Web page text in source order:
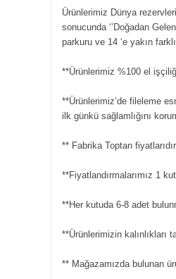
Ürünlerimiz Dünya
sonucunda ‘’Doğadan
parkuru ve 14 ‘e yakın
**Ürünlerimiz %100 el
**Ürünlerimiz’de fileleme
ilk günkü sağlamlığını
** Fabrika Toptan fiyatlarıdır
**Fiyatlandırmalarımız 1
**Her kutuda 6-8 adet
**Ürünlerimizin kalınlıkları
** Mağazamızda bulunan